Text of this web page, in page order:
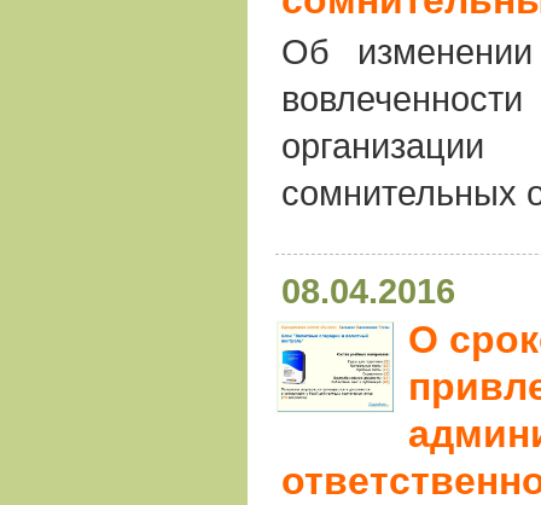
Об изменении
сомнительных
08.04.2016
О